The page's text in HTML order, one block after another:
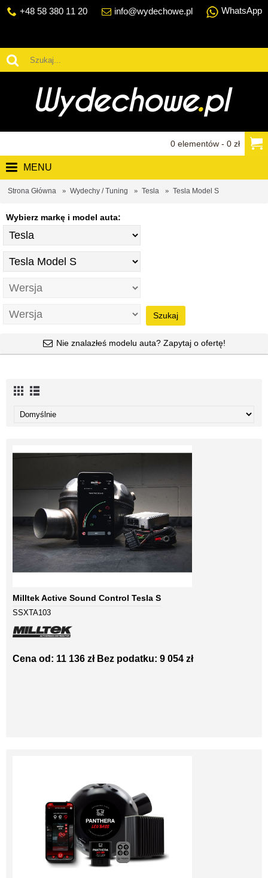
+48 58 380 11 20 info@wydechowe.pl WhatsApp
0 elementów - 0 zł
MENU
Strona Główna Wydechy / Tuning Tesla Tesla Model S
Wybierz markę i model auta:
Szukaj
Nie znalazłeś modelu auta? Zapytaj o ofertę!
Milltek Active Sound Control Tesla S
SSXTA103
Cena od: 11 136 zł Bez podatku: 9 054 zł